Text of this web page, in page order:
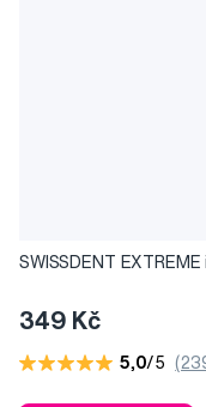
SWISSDENT
349 Kč
5,0/5